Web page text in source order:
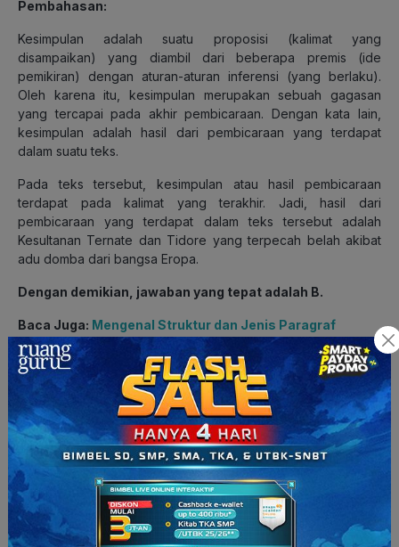
Pembahasan:
Kesimpulan adalah suatu proposisi (kalimat yang
disampaikan) yang diambil dari beberapa premis (ide
pemikiran) dengan aturan-aturan inferensi (yang berlaku).
Oleh karena itu, kesimpulan merupakan sebuah gagasan
yang tercapai pada akhir pembicaraan. Dengan kata lain,
kesimpulan adalah hasil dari pembicaraan yang terdapat
dalam suatu teks.
Pada teks tersebut, kesimpulan atau hasil pembicaraan
terdapat pada kalimat yang terakhir. Jadi, hasil dari
pembicaraan yang terdapat dalam teks tersebut adalah
Kesultanan Ternate dan Tidore yang terpecah belah akibat
adu domba dari bangsa Eropa.
Dengan demikian, jawaban yang tepat adalah B.
Baca Juga: Mengenal Struktur dan Jenis Paragraf
7. Interaksi manusia dengan lingkungannya yang berdampak
positif adalah ….
melakukan kegiatan reboisasi
membuang semua jenis sampah pada satu tempat sampah
melakukan penebangan pohon secara sembarangan
menangkap hasil laut dengan menggunakan pukat tarik